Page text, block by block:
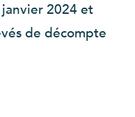
2024 et
de décompte